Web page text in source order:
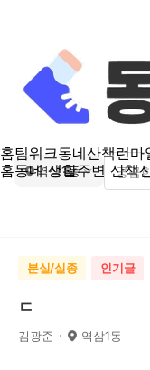
홈팀워크동네산책런마
홈동네 생활주변 산책
역삼1동
분실/실종 인기글
ㄷ
김광준 역삼1동